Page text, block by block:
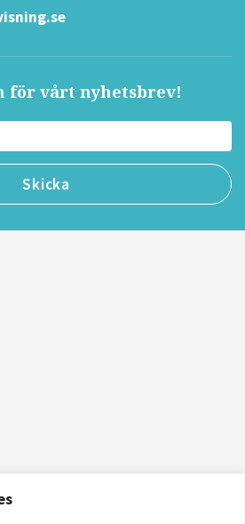
för vårt nyhetsbrev!